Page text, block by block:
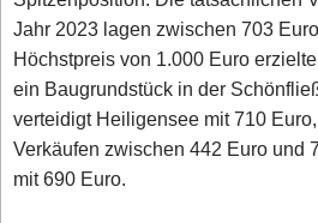
Jahr 2023 lagen zwischen 703
Höchstpreis von 1.000 Euro
ein Baugrundstück in der
verteidigt Heiligensee mit 710
Verkäufen zwischen 442 Euro und
mit 690 Euro.